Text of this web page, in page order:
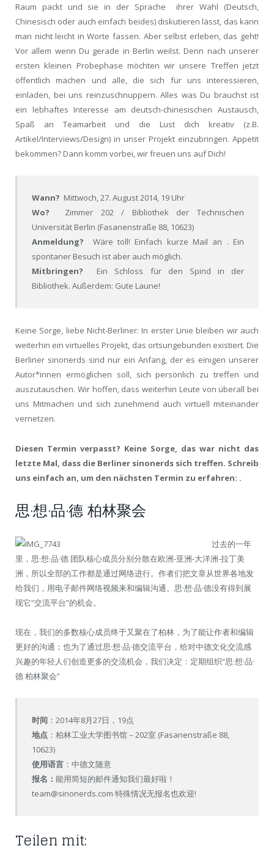
Raum packt und sie in der Sprache ihrer Wahl (Deutsch,
Chinesisch oder auch einfach beides) diskutieren lässt, das kann
man nicht leicht in Worte fassen. Aber selbst erleben, das geht!
Vor allem wenn Du gerade in Berlin weilst. Denn nach unserer
ersten kleinen Probephase möchten wir unsere Treffen jetzt
öffentlich machen und alle, die sich für uns interessieren,
einladen, bei uns reinzuschnuppern. Alles was Du brauchst ist
ein lebhaftes Interesse am deutsch-chinesischen Austausch,
Spaß an Teamarbeit und die Lust dich kreativ (z.B.
Artikel/Interviews/Design) in unser Projekt einzubringen. Appetit
bekommen? Dann komm vorbei, wir freuen uns auf Dich!
Wann? Mittwoch, 27. August 2014, 19 Uhr
Wo? Zimmer 202 / Bibliothek der Technischen
Universität Berlin (Fasanenstraße 88, 10623)
Anmeldung? Wäre toll! Einfach kurze Mail an . Ein
spontaner Besuch ist aber auch möglich.
Mitbringen? Ein Schloss für den Spind in der
Bibliothek. Außerdem: Gute Laune!
Keine Sorge, liebe Nicht-Berliner: In erster Linie bleiben wir auch
weiterhin ein virtuelles Projekt, das ortsungebunden existiert. Die
Berliner sinonerds sind nur ein Anfang, der es einigen unserer
Autor*innen ermöglichen soll, sich persönlich zu treffen und
auszutauschen. Wir hoffen, dass weiterhin Leute von überall bei
uns Mitmachen und sich zunehmend auch virtuell miteinander
vernetzen.
Diesen Termin verpasst? Keine Sorge, das war nicht das
letzte Mal, dass die Berliner sinonerds sich treffen. Schreib
uns einfach an, um den nächsten Termin zu erfahren: .
思·想·品·德 柏林聚会
过去的一年
里，思·想·品·德 团队核心成员分别分散在欧洲-亚洲-大洋洲-拉丁美
洲，所以全部的工作都是通过网络进行。作者们把文章从世界各地发
给我们，用电子邮件网络视频来和编辑沟通。思·想·品·德没有得到展
现它“交流平台”的机会。
现在，我们的多数核心成员终于又聚在了柏林，为了能让作者和编辑
更好的沟通；也为了通过思·想·品·德交流平台，给对中德文化交流感
兴趣的年轻人们创造更多的交流机会，我们决定：定期组织“思·想·品·
德 柏林聚会”
时间 ：2014年8月27日，19点
地点 ：柏林工业大学图书馆－202室 (Fasanenstraße 88,
10623)
使用语言 ：中德文随意
报名：能用简短的邮件通知我们最好啦！
team@sinonerds.com 特殊情况无报名也欢迎!
Teilen mit: